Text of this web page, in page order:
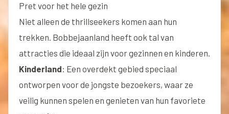
Pret voor het hele gezin
Niet alleen de thrillseekers komen aan hun
trekken. Bobbejaanland heeft ook tal van
attracties die ideaal zijn voor gezinnen en kinderen.
Kinderland: Een overdekt gebied speciaal
ontworpen voor de jongste bezoekers, waar ze
veilig kunnen spelen en genieten van hun favoriete